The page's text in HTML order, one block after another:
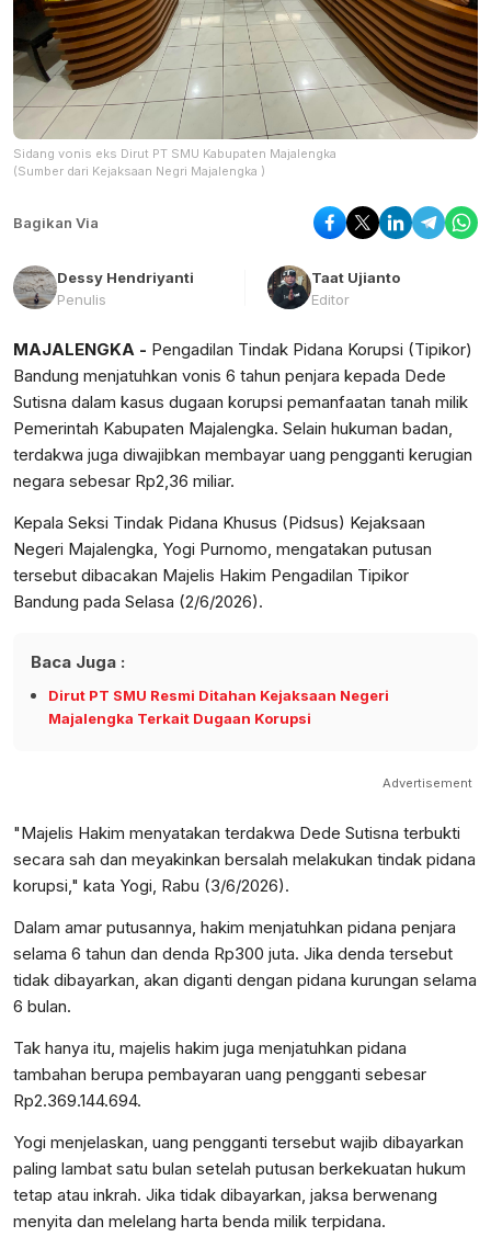
Sidang vonis eks Dirut PT SMU Kabupaten Majalengka
(Sumber dari Kejaksaan Negri Majalengka )
Bagikan Via
Dessy Hendriyanti
Penulis
Taat Ujianto
Editor
MAJALENGKA - Pengadilan Tindak Pidana Korupsi (Tipikor)
Bandung menjatuhkan vonis 6 tahun penjara kepada Dede
Sutisna dalam kasus dugaan korupsi pemanfaatan tanah milik
Pemerintah Kabupaten Majalengka. Selain hukuman badan,
terdakwa juga diwajibkan membayar uang pengganti kerugian
negara sebesar Rp2,36 miliar.
Kepala Seksi Tindak Pidana Khusus (Pidsus) Kejaksaan
Negeri Majalengka, Yogi Purnomo, mengatakan putusan
tersebut dibacakan Majelis Hakim Pengadilan Tipikor
Bandung pada Selasa (2/6/2026).
Baca Juga :
Dirut PT SMU Resmi Ditahan Kejaksaan Negeri
Majalengka Terkait Dugaan Korupsi
Advertisement
"Majelis Hakim menyatakan terdakwa Dede Sutisna terbukti
secara sah dan meyakinkan bersalah melakukan tindak pidana
korupsi," kata Yogi, Rabu (3/6/2026).
Dalam amar putusannya, hakim menjatuhkan pidana penjara
selama 6 tahun dan denda Rp300 juta. Jika denda tersebut
tidak dibayarkan, akan diganti dengan pidana kurungan selama
6 bulan.
Tak hanya itu, majelis hakim juga menjatuhkan pidana
tambahan berupa pembayaran uang pengganti sebesar
Rp2.369.144.694.
Yogi menjelaskan, uang pengganti tersebut wajib dibayarkan
paling lambat satu bulan setelah putusan berkekuatan hukum
tetap atau inkrah. Jika tidak dibayarkan, jaksa berwenang
menyita dan melelang harta benda milik terpidana.